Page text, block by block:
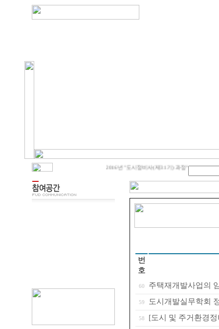
2016년 "도시정비사(제31기) 과정" 수강생 모집
번
호
60 주택재개발사업의
59 도시개발실무학회
58 [도시 및 주거환경